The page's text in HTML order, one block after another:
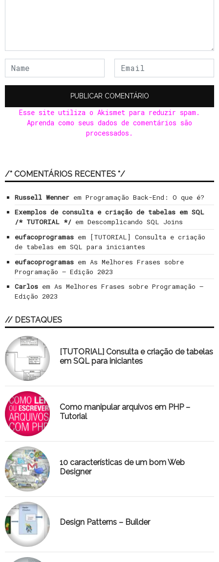
Esse site utiliza o Akismet para reduzir spam.
Aprenda como seus dados de comentários são
processados .
/* COMENTÁRIOS RECENTES */
Russell Wenner em Programação Back-End: O que é?
Exemplos de consulta e criação de tabelas em SQL
/* TUTORIAL */ em Descomplicando SQL Joins
eufacoprogramas em
[TUTORIAL] Consulta e criação
de tabelas em SQL para iniciantes
eufacoprogramas em As Melhores Frases sobre
Programação – Edição 2023
Carlos em As Melhores Frases sobre Programação –
Edição 2023
// DESTAQUES
[TUTORIAL] Consulta e criação de tabelas
em SQL para iniciantes
Como manipular arquivos em PHP –
Tutorial
10 características de um bom Web
Designer
Design Patterns – Builder